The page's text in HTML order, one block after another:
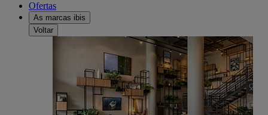
Ofertas
As marcas ibis
Voltar